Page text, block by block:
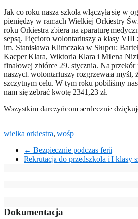
Jak co roku nasza szkoła włączyła się w
pieniędzy w ramach Wielkiej Orkiestry
roku Orkiestra zbiera na aparaturę
sepsą. Pięcioro wolontariuszy a klasy VIII
im. Stanisława Klimczaka w Słupcu:
Kacper Klara, Wiktoria Klara i Milena
finałowej zbiórce 29. stycznia. Na przekór
naszych wolontariuszy rozgrzewała myśl,
szczytnym celu. W tym roku pobiliśmy
nam się zebrać kwotę 2341,23 zł.
Wszystkim darczyńcom serdecznie
wielka orkiestra, wośp
← Bezpiecznie podczas ferii
Rekrutacja do przedszkola i I klasy
Dokumentacja